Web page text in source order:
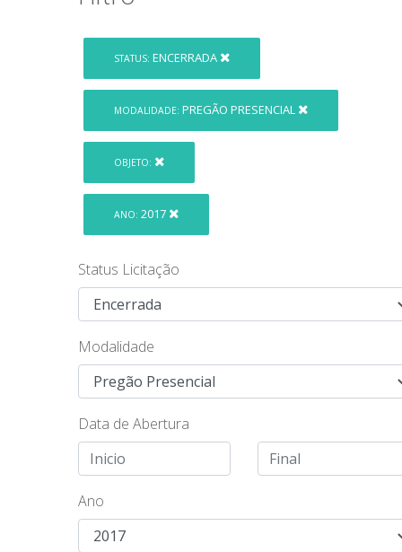
STATUS: ENCERRADA
MODALIDADE: PREGÃO PRESENCIAL
OBJETO:
ANO: 2017
Status Licitação
Modalidade
Data de Abertura
Ano